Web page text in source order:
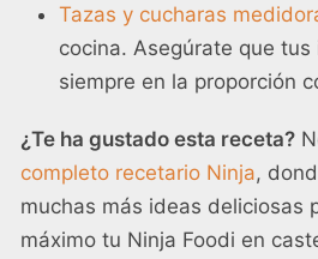
Tazas y cucharas
cocina. Asegúrate que
siempre en la proporción
¿Te ha gustado esta receta?
completo recetario Ninja,
muchas más ideas deliciosas
máximo tu Ninja Foodi en